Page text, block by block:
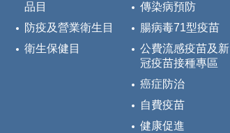
品目
防疫及營業衛生目
衛生保健目
傳染病預防
腸病毒71型疫苗
公費流感疫苗及新
冠疫苗接種專區
癌症防治
自費疫苗
健康促進